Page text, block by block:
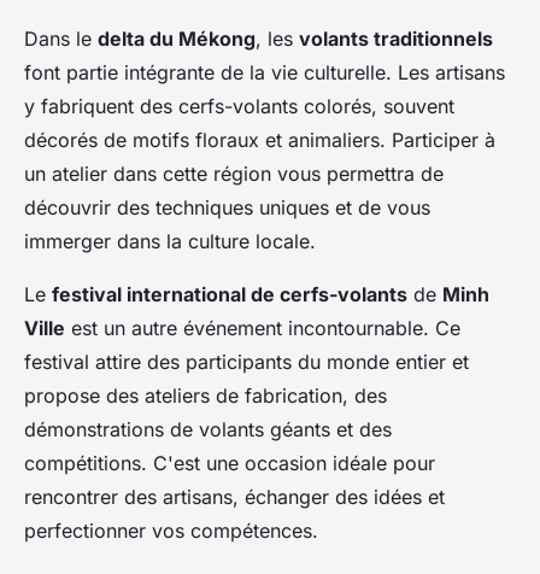
Dans le delta du Mékong, les volants traditionnels
font partie intégrante de la vie culturelle. Les artisans
y fabriquent des cerfs-volants colorés, souvent
décorés de motifs floraux et animaliers. Participer à
un atelier dans cette région vous permettra de
découvrir des techniques uniques et de vous
immerger dans la culture locale.
Le festival international de cerfs-volants de Minh
Ville est un autre événement incontournable. Ce
festival attire des participants du monde entier et
propose des ateliers de fabrication, des
démonstrations de volants géants et des
compétitions. C'est une occasion idéale pour
rencontrer des artisans, échanger des idées et
perfectionner vos compétences.